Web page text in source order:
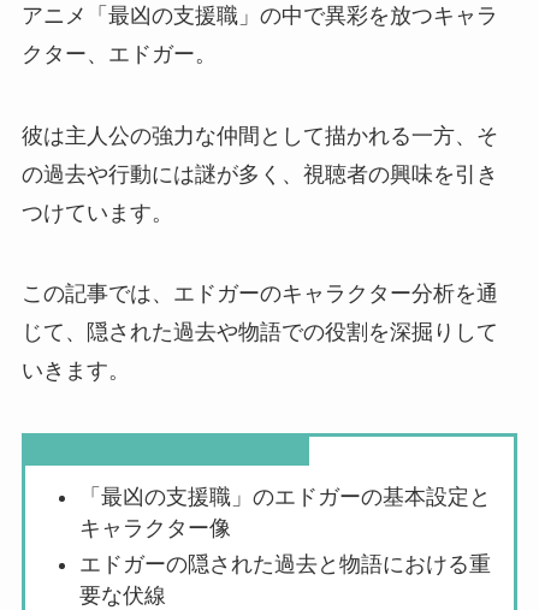
アニメ「最凶の支援職」の中で異彩を放つキャラ
クター、エドガー。
彼は主人公の強力な仲間として描かれる一方、そ
の過去や行動には謎が多く、視聴者の興味を引き
つけています。
この記事では、エドガーのキャラクター分析を通
じて、隠された過去や物語での役割を深掘りして
いきます。
この記事を読むとわかること
「最凶の支援職」のエドガーの基本設定と
キャラクター像
エドガーの隠された過去と物語における重
要な伏線